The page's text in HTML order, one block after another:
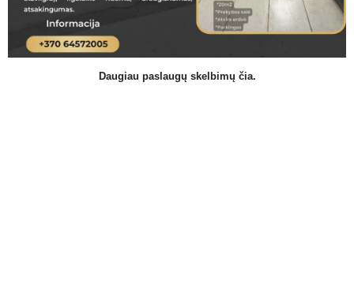
Daugiau paslaugų skelbimų čia.